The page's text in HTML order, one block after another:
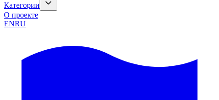
Категории
О проекте
ENRU